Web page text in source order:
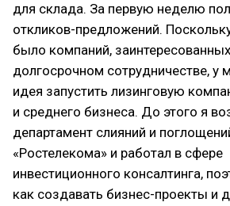
для склада. За первую неделю
откликов-предложений.
было компаний,
долгосрочном сотрудничестве, у
идея запустить лизинговую
и среднего бизнеса. До этого я
департамент слияний и
«Ростелекома» и работал в сфере
инвестиционного консалтинга,
как создавать бизнес-проекты и